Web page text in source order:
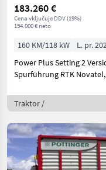
183.260 €
Cena vključuje DDV (19%)
154.000 € neto
160 KM/118 kW L. pr.
Power Plus Setting 2
Spurführung RTK Novatel,
Traktor /